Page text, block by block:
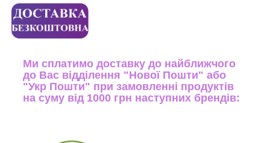
Ми сплатимо доставку до найближчого
до Вас відділення "Нової Пошти" або
"Укр Пошти" при замовленні продуктів
на суму від 1000 грн наступних брендів: